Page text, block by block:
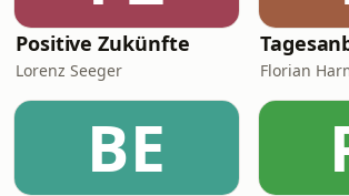
Positive Zukünfte
Lorenz Seeger Florian
BE